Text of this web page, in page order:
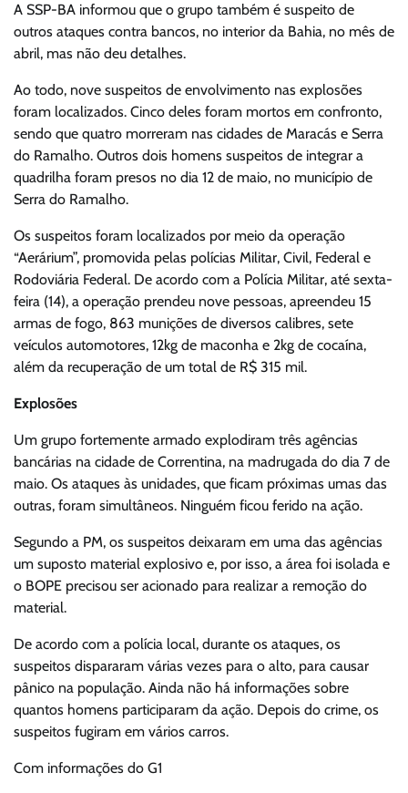
A SSP-BA informou que o grupo também é suspeito de
outros ataques contra bancos, no interior da Bahia, no mês de
abril, mas não deu detalhes.
Ao todo, nove suspeitos de envolvimento nas explosões
foram localizados. Cinco deles foram mortos em confronto,
sendo que quatro morreram nas cidades de Maracás e Serra
do Ramalho. Outros dois homens suspeitos de integrar a
quadrilha foram presos no dia 12 de maio, no município de
Serra do Ramalho.
Os suspeitos foram localizados por meio da operação
“Aerárium”, promovida pelas polícias Militar, Civil, Federal e
Rodoviária Federal. De acordo com a Polícia Militar, até sexta-
feira (14), a operação prendeu nove pessoas, apreendeu 15
armas de fogo, 863 munições de diversos calibres, sete
veículos automotores, 12kg de maconha e 2kg de cocaína,
além da recuperação de um total de R$ 315 mil.
Explosões
Um grupo fortemente armado explodiram três agências
bancárias na cidade de Correntina, na madrugada do dia 7 de
maio. Os ataques às unidades, que ficam próximas umas das
outras, foram simultâneos. Ninguém ficou ferido na ação.
Segundo a PM, os suspeitos deixaram em uma das agências
um suposto material explosivo e, por isso, a área foi isolada e
o BOPE precisou ser acionado para realizar a remoção do
material.
De acordo com a polícia local, durante os ataques, os
suspeitos dispararam várias vezes para o alto, para causar
pânico na população. Ainda não há informações sobre
quantos homens participaram da ação. Depois do crime, os
suspeitos fugiram em vários carros.
Com informações do G1